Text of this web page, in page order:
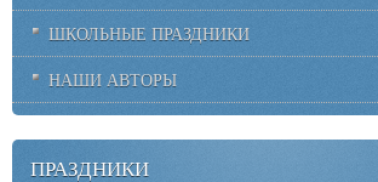
ШКОЛЬНЫЕ ПРАЗДНИКИ
НАШИ АВТОРЫ
ПРАЗДНИКИ